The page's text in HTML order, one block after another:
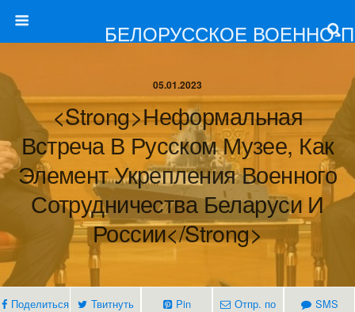
БЕЛОРУССКОЕ ВОЕННО-
05.01.2023
<strong>Неформальная
Встреча В Русском Музее, Как
Элемент Укрепления Военного
Сотрудничества Беларуси И
России</strong>
Поделиться Твитнуть Pin
Отпр. по
SMS